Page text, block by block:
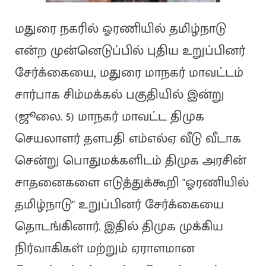
மதுரை நகரில் ஓரணியில் தமிழ்நாடு
என்ற முன்னெடுப்பில் புதிய உறுப்பினர்
சேர்க்கையை, மதுரை மாநகர் மாவட்டம்
சார்பாக சிம்மக்கல் பகுதியில் இன்று
(ஜூலை. 5) மாநகர் மாவட்ட திமுக
செயலாளர் தளபதி எம்எல்ஏ வீடு வீடாக
சென்று பொதுமக்களிடம் திமுக அரசின்
சாதனைகளை எடுத்துக்கூறி "ஓரணியில்
தமிழ்நாடு" உறுப்பினர் சேர்க்கையை
தொடங்கினார். இதில் திமுக முக்கிய
நிர்வாகிகள் மற்றும் ஏராளமான